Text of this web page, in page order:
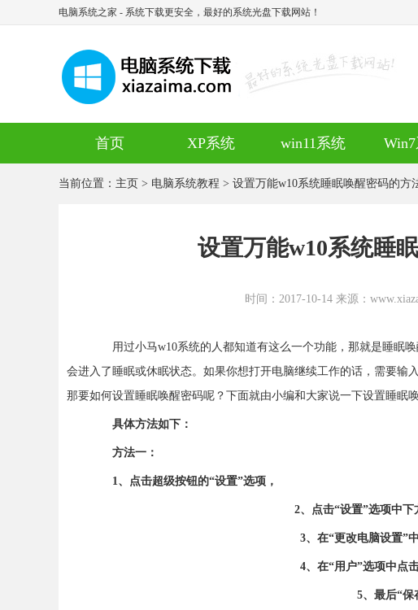
电脑系统之家 - 系统下载更安全，最好的系统光盘下载网站！
首页 XP系统 win11系统
当前位置： 主页 > 电脑系统教程 > 设置万能w10系统睡眠唤醒密码的方
设置万能w10系统睡
时间：2017-10-14 来源：
用过小马w10系统的人都知道有这么一个功能，那就是睡眠唤
会进入了睡眠或休眠状态。如果你想打开电脑继续工作的话，需要输
那要如何设置睡眠唤醒密码呢？下面就由小编和大家说一下设置睡眠
具体方法如下：
方法一：
1、点击超级按钮的“设置”选项，
2、点击“设置”选项中下
3、在“更改电脑设置”中
4、在“用户”选项中点击
5、最后“保